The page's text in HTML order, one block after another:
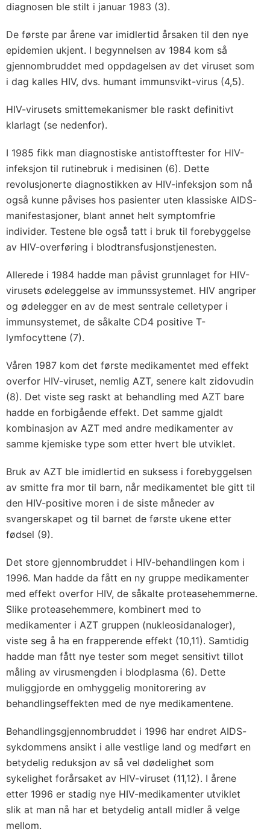
diagnosen ble stilt i januar 1983 (3).
De første par årene var imidlertid årsaken til den nye
epidemien ukjent. I begynnelsen av 1984 kom så
gjennombruddet med oppdagelsen av det viruset som
i dag kalles HIV, dvs. humant immunsvikt-virus (4,5).
HIV-virusets smittemekanismer ble raskt definitivt
klarlagt (se nedenfor).
I 1985 fikk man diagnostiske antistofftester for HIV-
infeksjon til rutinebruk i medisinen (6). Dette
revolusjonerte diagnostikken av HIV-infeksjon som nå
også kunne påvises hos pasienter uten klassiske AIDS-
manifestasjoner, blant annet helt symptomfrie
individer. Testene ble også tatt i bruk til forebyggelse
av HIV-overføring i blodtransfusjonstjenesten.
Allerede i 1984 hadde man påvist grunnlaget for HIV-
virusets ødeleggelse av immunssystemet. HIV angriper
og ødelegger en av de mest sentrale celletyper i
immunsystemet, de såkalte CD4 positive T-
lymfocyttene (7).
Våren 1987 kom det første medikamentet med effekt
overfor HIV-viruset, nemlig AZT, senere kalt zidovudin
(8). Det viste seg raskt at behandling med AZT bare
hadde en forbigående effekt. Det samme gjaldt
kombinasjon av AZT med andre medikamenter av
samme kjemiske type som etter hvert ble utviklet.
Bruk av AZT ble imidlertid en suksess i forebyggelsen
av smitte fra mor til barn, når medikamentet ble gitt til
den HIV-positive moren i de siste måneder av
svangerskapet og til barnet de første ukene etter
fødsel (9).
Det store gjennombruddet i HIV-behandlingen kom i
1996. Man hadde da fått en ny gruppe medikamenter
med effekt overfor HIV, de såkalte proteasehemmerne.
Slike proteasehemmere, kombinert med to
medikamenter i AZT gruppen (nukleosidanaloger),
viste seg å ha en frapperende effekt (10,11). Samtidig
hadde man fått nye tester som meget sensitivt tillot
måling av virusmengden i blodplasma (6). Dette
muliggjorde en omhyggelig monitorering av
behandlingseffekten med de nye medikamentene.
Behandlingsgjennombruddet i 1996 har endret AIDS-
sykdommens ansikt i alle vestlige land og medført en
betydelig reduksjon av så vel dødelighet som
sykelighet forårsaket av HIV-viruset (11,12). I årene
etter 1996 er stadig nye HIV-medikamenter utviklet
slik at man nå har et betydelig antall midler å velge
mellom.